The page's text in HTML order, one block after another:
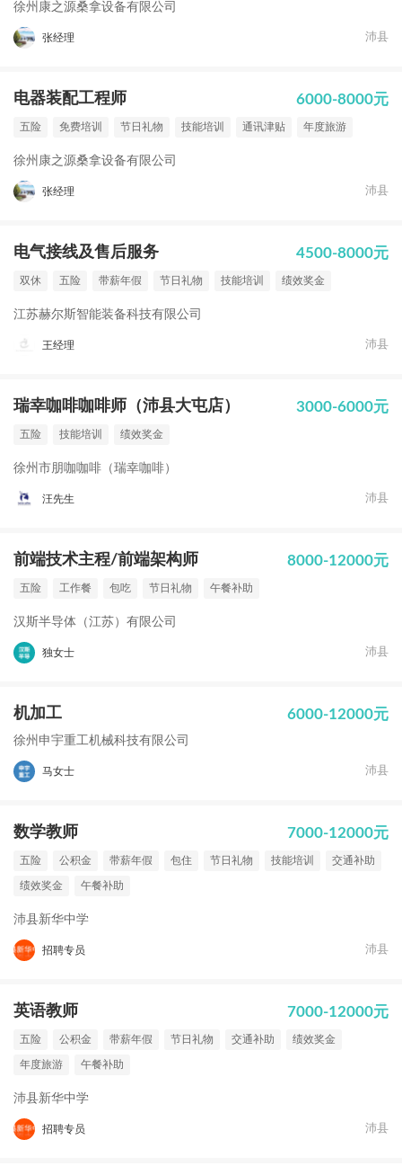
徐州康之源桑拿设备有限公司
张经理 沛县
电器装配工程师 6000-8000元
五险 免费培训 节日礼物 技能培训 通讯津贴 年度旅游
徐州康之源桑拿设备有限公司
张经理 沛县
电气接线及售后服务 4500-8000元
双休 五险 带薪年假 节日礼物 技能培训 绩效奖金
江苏赫尔斯智能装备科技有限公司
王经理 沛县
瑞幸咖啡咖啡师（沛县大屯店） 3000-6000元
五险 技能培训 绩效奖金
徐州市朋咖咖啡（瑞幸咖啡）
汪先生 沛县
前端技术主程/前端架构师 8000-12000元
五险 工作餐 包吃 节日礼物 午餐补助
汉斯半导体（江苏）有限公司
独女士 沛县
机加工 6000-12000元
徐州申宇重工机械科技有限公司
马女士 沛县
数学教师 7000-12000元
五险 公积金 带薪年假 包住 节日礼物 技能培训 交通补助
绩效奖金 午餐补助
沛县新华中学
招聘专员 沛县
英语教师 7000-12000元
五险 公积金 带薪年假 节日礼物 交通补助 绩效奖金
年度旅游 午餐补助
沛县新华中学
招聘专员 沛县